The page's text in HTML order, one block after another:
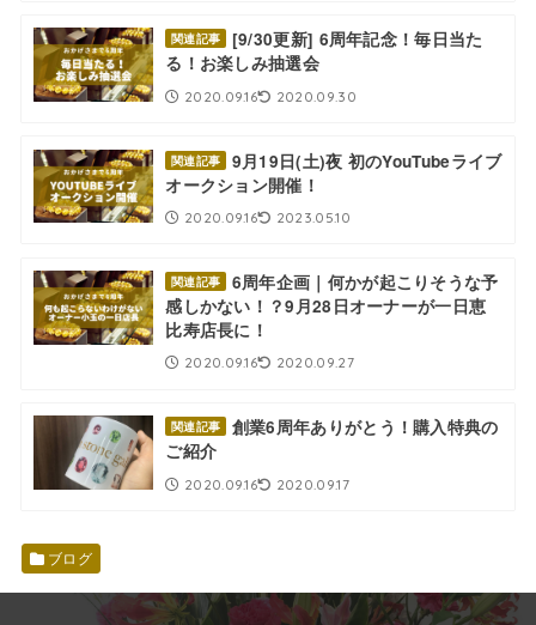
関連記事
[9/30更新] 6周年記念！毎日当た
る！お楽しみ抽選会
2020.09.16 2020.09.30
関連記事
9月19日(土)夜 初のYouTubeライブ
オークション開催！
2020.09.16 2023.05.10
関連記事
6周年企画｜何かが起こりそうな予
感しかない！？9月28日オーナーが一日恵
比寿店長に！
2020.09.16 2020.09.27
関連記事
創業6周年ありがとう！購入特典の
ご紹介
2020.09.16 2020.09.17
ブログ